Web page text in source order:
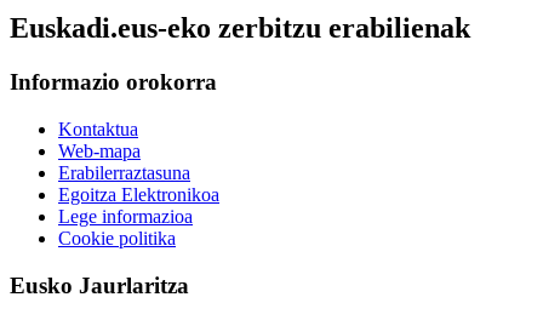
Euskadi.eus-eko zerbitzu erabilienak
Informazio orokorra
Kontaktua
Web-mapa
Erabilerraztasuna
Egoitza Elektronikoa
Lege informazioa
Cookie politika
Eusko Jaurlaritza